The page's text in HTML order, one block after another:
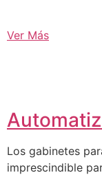
Ver Más
Los gabinetes
imprescindible